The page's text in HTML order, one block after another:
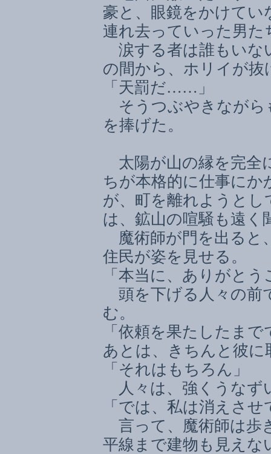
豪と、眼鏡をかけてい
連れ去っていった男
涙する者は誰もいな
の間から、ホリイが抜
「天罰だ…… 」
そうつぶやきながら
を捧げた。
太陽が山の縁を完全
ちが本格的に仕事にか
が、町を離れようと
は、鉱山の喧騒も遠く
魔術師が門を出ると
住民が姿を見せる。
「本当に、ありがと
頭を下げる人々の前
む。
「依頼を果たしたま
あとは、きちんと彼
「それはもちろん」
人々は、強くうなず
「では、私は消えさ
言って、魔術師は歩
平線まで建物も見え